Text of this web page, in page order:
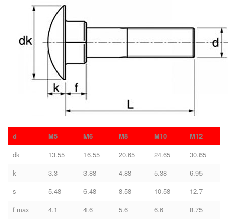
d M5 M6 M8 M10
M12
dk
13.55 16.55 20.65 24.65
30.65
k
3.3 3.88 4.88 5.38
6.95
s
5.48 6.48 8.58 10.58
12.7
f max
4.1 4.6 5.6 6.6 8.75